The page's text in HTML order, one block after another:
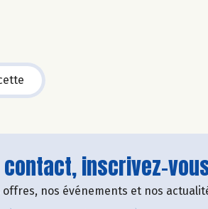
contact, inscrivez-
nos événements et nos